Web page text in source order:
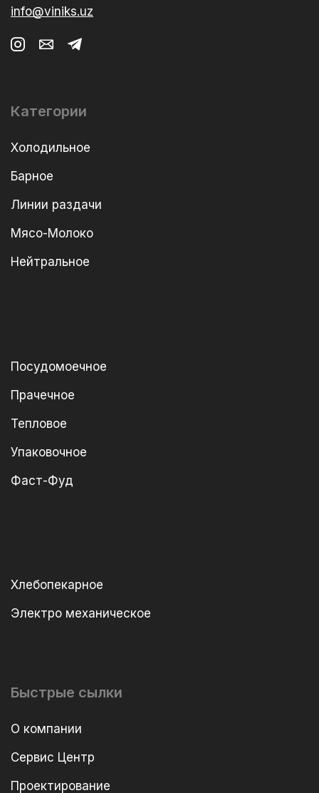
info@viniks.uz
Категории
Холодильное
Барное
Линии раздачи
Мясо-Молоко
Нейтральное
Посудомоечное
Прачечное
Тепловое
Упаковочное
Фаст-Фуд
Хлебопекарное
Электро механическое
Быстрые сылки
О компании
Сервис Центр
Проектирование